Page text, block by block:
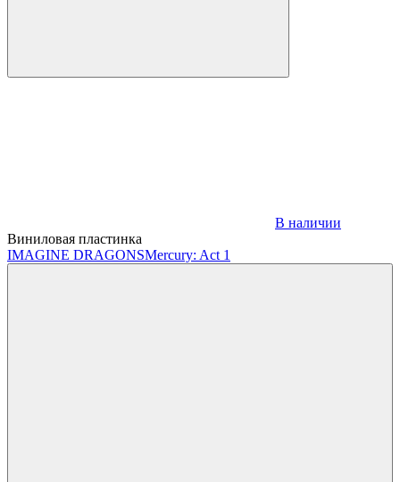
В наличии
Виниловая пластинка
IMAGINE DRAGONSMercury: Act 1